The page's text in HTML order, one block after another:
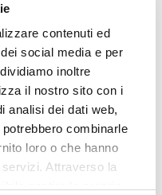
contenuti ed
social media e per
inoltre
il nostro sito con i
analisi dei dati web,
combinarle
loro o che hanno
Attraverso la